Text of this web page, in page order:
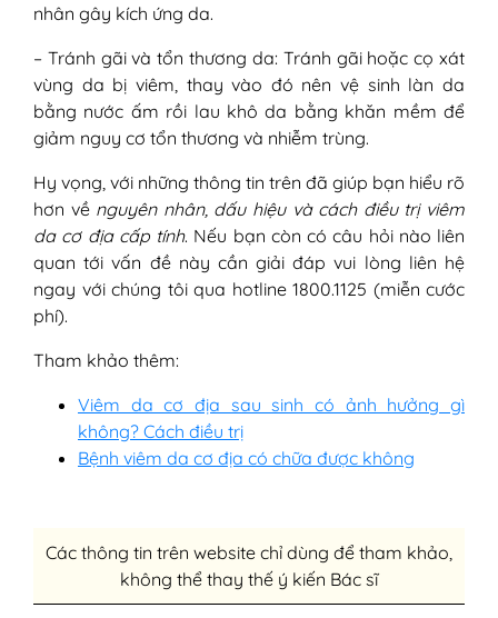
nhân gây kích ứng da.
– Tránh gãi và tổn thương da: Tránh gãi hoặc cọ xát
vùng da bị viêm, thay vào đó nên vệ sinh làn da
bằng nước ấm rồi lau khô da bằng khăn mềm để
giảm nguy cơ tổn thương và nhiễm trùng.
Hy vọng, với những thông tin trên đã giúp bạn hiểu rõ
hơn về nguyên nhân, dấu hiệu và cách điều trị viêm
da cơ địa cấp tính. Nếu bạn còn có câu hỏi nào liên
quan tới vấn đề này cần giải đáp vui lòng liên hệ
ngay với chúng tôi qua hotline 1800.1125 (miễn cước
phí).
Tham khảo thêm:
Viêm da cơ địa sau sinh có ảnh hưởng gì
không? Cách điều trị
Bệnh viêm da cơ địa có chữa được không
Các thông tin trên website chỉ dùng để tham khảo,
không thể thay thế ý kiến Bác sĩ